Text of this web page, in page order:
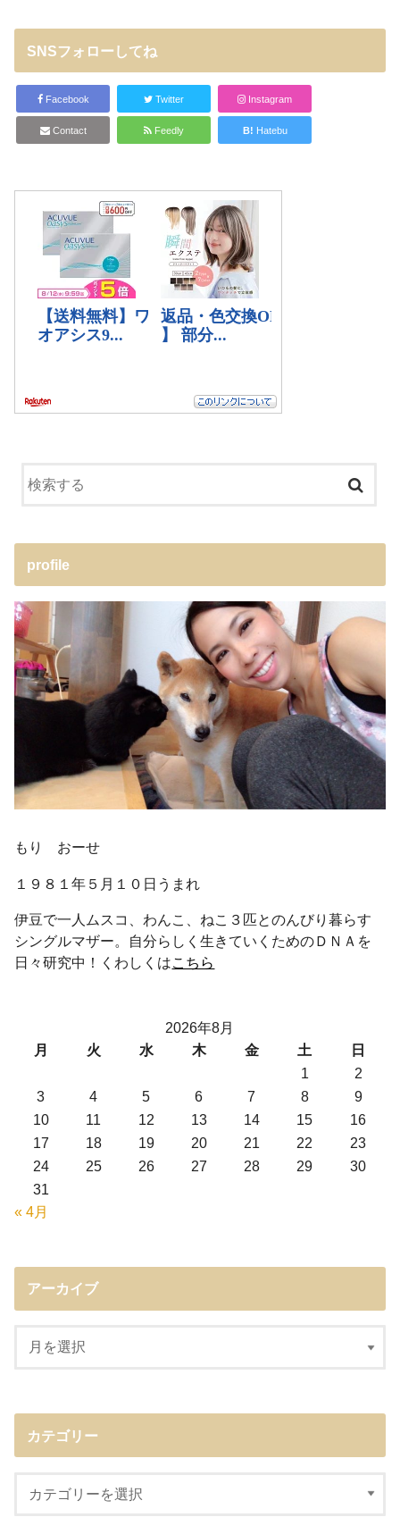
SNSフォローしてね
Facebook Twitter Instagram
Contact Feedly B! Hatebu
profile
もり おーせ
１９８１年５月１０日うまれ
伊豆で一人ムスコ、わんこ、ねこ３匹とのんびり暮らす
シングルマザー。自分らしく生きていくためのＤＮＡを
日々研究中！くわしくはこちら
2026年8月
月
火 水 木 金 土
日
1
2
3
4 5 6 7 8
9
10
11 12 13 14 15
16
17
18 19 20 21 22
23
24
25 26 27 28 29
30
31
« 4月
アーカイブ
カテゴリー